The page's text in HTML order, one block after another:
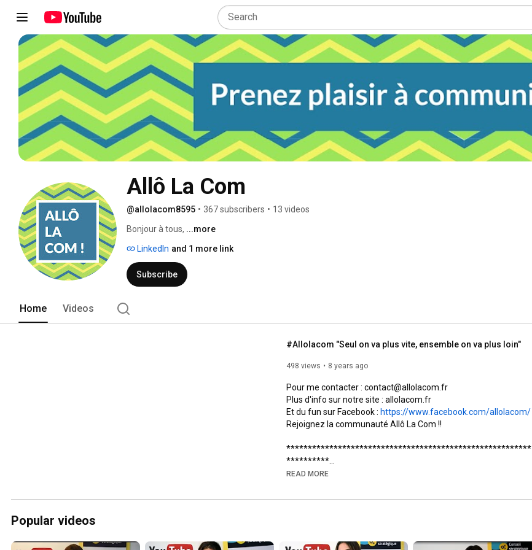
Allô La Com
@allolacom8595 • 367 subscribers • 13 videos
Bonjour à tous, ...more
LinkedIn and 1 more link
Subscribe
Home Videos
#Allolacom "Seul on va plus vite, ensemble on va plus loin"
498 views 8 years ago
Pour me contacter : contact@allolacom.fr
Plus d'info sur notre site : allolacom.fr
Et du fun sur Facebook : https://www.facebook.com/allolacom/
Rejoignez la communauté Allô La Com !!
*********************************************************
**********
service de nos supers clients ! J'aime particulièrement les
READ MORE
Popular videos